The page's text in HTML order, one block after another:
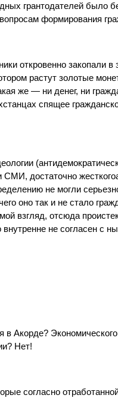
грантодателей было
формирования
откровенно закопали в
растут золотые
же — ни денег, ни
спящее
СМИ, достаточно
не могли
оно так и не стало
взгляд, отсюда
не согласен с
Акорде?
Нет!
согласно